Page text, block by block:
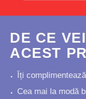
DE CE
ACEST
Îți
Cea mai la modă